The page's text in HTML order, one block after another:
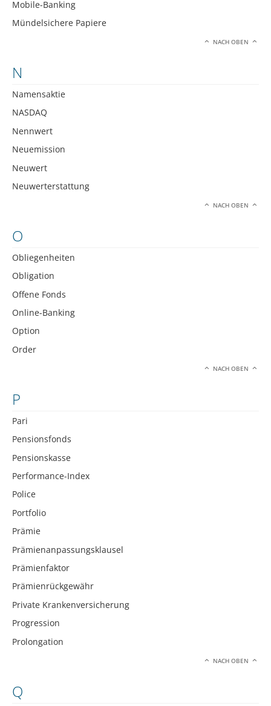
Mobile-Banking
Mündelsichere Papiere
NACH OBEN
N
Namensaktie
NASDAQ
Nennwert
Neuemission
Neuwert
Neuwerterstattung
NACH OBEN
O
Obliegenheiten
Obligation
Offene Fonds
Online-Banking
Option
Order
NACH OBEN
P
Pari
Pensionsfonds
Pensionskasse
Performance-Index
Police
Portfolio
Prämie
Prämienanpassungsklausel
Prämienfaktor
Prämienrückgewähr
Private Krankenversicherung
Progression
Prolongation
NACH OBEN
Q